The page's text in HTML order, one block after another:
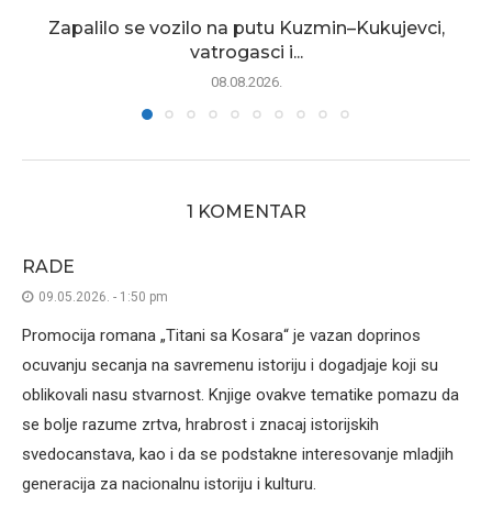
Zapalilo se vozilo na putu Kuzmin–Kukujevci,
vatrogasci i...
08.08.2026.
1 KOMENTAR
RADE
09.05.2026. - 1:50 pm
Promocija romana „Titani sa Kosara“ je vazan doprinos
ocuvanju secanja na savremenu istoriju i dogadjaje koji su
oblikovali nasu stvarnost. Knjige ovakve tematike pomazu da
se bolje razume zrtva, hrabrost i znacaj istorijskih
svedocanstava, kao i da se podstakne interesovanje mladjih
generacija za nacionalnu istoriju i kulturu.